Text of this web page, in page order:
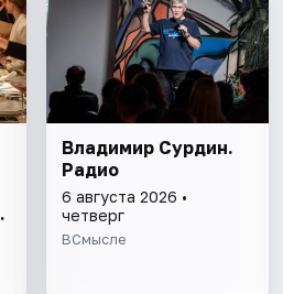
Владимир Сурдин.
Радио
6 августа 2026 •
четверг
ВСмысле